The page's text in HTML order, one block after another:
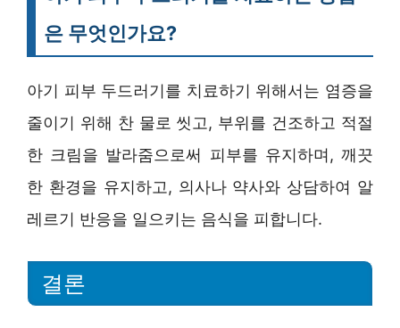
은 무엇인가요?
아기 피부 두드러기를 치료하기 위해서는 염증을
줄이기 위해 찬 물로 씻고, 부위를 건조하고 적절
한 크림을 발라줌으로써 피부를 유지하며, 깨끗
한 환경을 유지하고, 의사나 약사와 상담하여 알
레르기 반응을 일으키는 음식을 피합니다.
결론